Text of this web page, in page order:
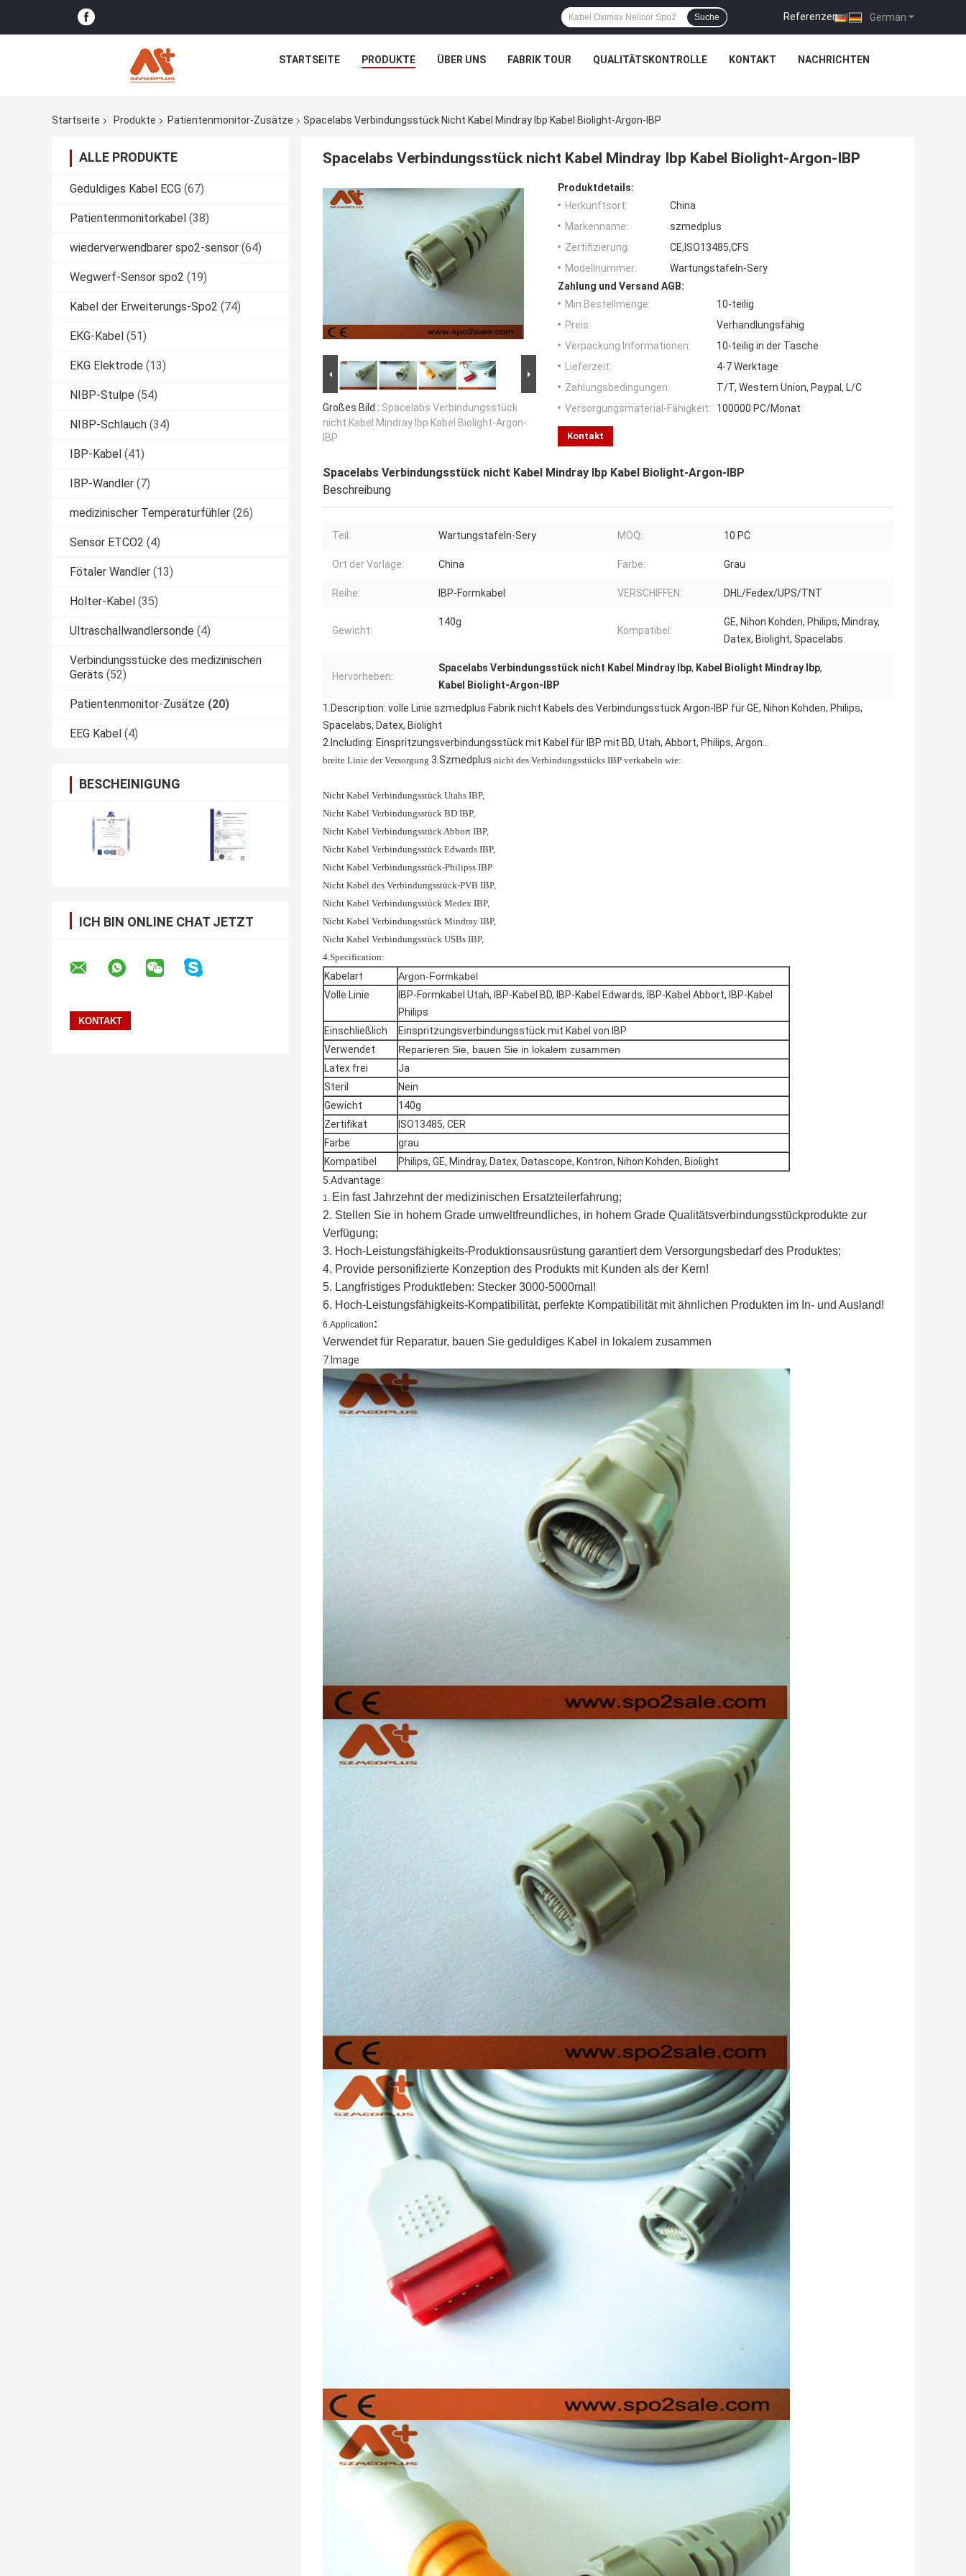
German
Referenzen |
Suche
STARTSEITE PRODUKTE ÜBER UNS FABRIK TOUR QUALITÄTSKONTROLLE KONTAKT NACHRICHTEN
Startseite Produkte Patientenmonitor-Zusätze Spacelabs Verbindungsstück Nicht Kabel Mindray Ibp Kabel Biolight-Argon-IBP
ALLE PRODUKTE
Geduldiges Kabel ECG (67)
Patientenmonitorkabel (38)
wiederverwendbarer spo2-sensor (64)
Wegwerf-Sensor spo2 (19)
Kabel der Erweiterungs-Spo2 (74)
EKG-Kabel (51)
EKG Elektrode (13)
NIBP-Stulpe (54)
NIBP-Schlauch (34)
IBP-Kabel (41)
IBP-Wandler (7)
medizinischer Temperaturfühler (26)
Sensor ETCO2 (4)
Fötaler Wandler (13)
Holter-Kabel (35)
Ultraschallwandlersonde (4)
Verbindungsstücke des medizinischen
Geräts (52)
Patientenmonitor-Zusätze (20)
EEG Kabel (4)
BESCHEINIGUNG
ICH BIN ONLINE CHAT JETZT
Spacelabs Verbindungsstück nicht Kabel Mindray Ibp Kabel Biolight-Argon-IBP
Großes Bild : Spacelabs Verbindungsstück
nicht Kabel Mindray Ibp Kabel Biolight-Argon-
IBP
Produktdetails:
Herkunftsort:
China
Markenname:
szmedplus
Zertifizierung:
CE,ISO13485,CFS
Modellnummer:
Wartungstafeln-Sery
Zahlung und Versand AGB:
Min Bestellmenge:
10-teilig
Preis:
Verhandlungsfähig
Verpackung Informationen:
10-teilig in der Tasche
Lieferzeit:
4-7 Werktage
Zahlungsbedingungen:
T/T, Western Union, Paypal, L/C
Versorgungsmaterial-Fähigkeit:
100000 PC/Monat
Kontakt
Spacelabs Verbindungsstück nicht Kabel Mindray Ibp Kabel Biolight-Argon-IBP
Beschreibung
Teil: Wartungstafeln-Sery MOQ: 10 PC
Ort der Vorlage: China Farbe: Grau
Reihe: IBP-Formkabel VERSCHIFFEN: DHL/Fedex/UPS/TNT
Gewicht:
140g
Kompatibel:
GE, Nihon Kohden, Philips, Mindray,
Datex, Biolight, Spacelabs
Hervorheben:
Spacelabs Verbindungsstück nicht Kabel Mindray Ibp, Kabel Biolight Mindray Ibp,
Kabel Biolight-Argon-IBP
1.Description: volle Linie szmedplus Fabrik nicht Kabels des Verbindungsstück Argon-IBP für GE, Nihon Kohden, Philips,
Spacelabs, Datex, Biolight
2.Including: Einspritzungsverbindungsstück mit Kabel für IBP mit BD, Utah, Abbort, Philips, Argon…
breite Linie der Versorgung 3.Szmedplus nicht des Verbindungsstücks IBP verkabeln wie:
Nicht Kabel Verbindungsstück Utahs IBP,
Nicht Kabel Verbindungsstück BD IBP,
Nicht Kabel Verbindungsstück Abbort IBP,
Nicht Kabel Verbindungsstück Edwards IBP,
Nicht Kabel Verbindungsstück-Philipss IBP
Nicht Kabel des Verbindungsstück-PVB IBP,
Nicht Kabel Verbindungsstück Medex IBP,
Nicht Kabel Verbindungsstück Mindray IBP,
Nicht Kabel Verbindungsstück USBs IBP,
4.Specification:
Kabelart
Argon-Formkabel
Volle Linie
IBP-Formkabel Utah, IBP-Kabel BD, IBP-Kabel Edwards, IBP-Kabel Abbort, IBP-Kabel
Philips
Einschließlich
Einspritzungsverbindungsstück mit Kabel von IBP
Verwendet
Reparieren Sie, bauen Sie in lokalem zusammen
Latex frei
Ja
Steril
Nein
Gewicht
140g
Zertifikat
ISO13485, CER
Farbe
grau
Kompatibel
Philips, GE, Mindray, Datex, Datascope, Kontron, Nihon Kohden, Biolight
5.Advantage:
1. Ein fast Jahrzehnt der medizinischen Ersatzteilerfahrung;
2. Stellen Sie in hohem Grade umweltfreundliches, in hohem Grade Qualitätsverbindungsstückprodukte zur
Verfügung;
3. Hoch-Leistungsfähigkeits-Produktionsausrüstung garantiert dem Versorgungsbedarf des Produktes;
4. Provide personifizierte Konzeption des Produkts mit Kunden als der Kern!
5. Langfristiges Produktleben: Stecker 3000-5000mal!
6. Hoch-Leistungsfähigkeits-Kompatibilität, perfekte Kompatibilität mit ähnlichen Produkten im In- und Ausland!
6.Application:
Verwendet für Reparatur, bauen Sie geduldiges Kabel in lokalem zusammen
7.Image